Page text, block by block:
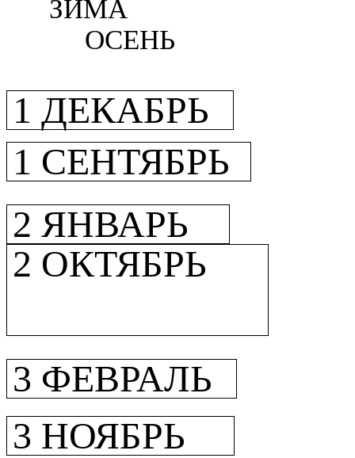
ЗИМА
ОСЕНЬ
1 ДЕКАБРЬ
1 СЕНТЯБРЬ
2 ЯНВАРЬ
2 ОКТЯБРЬ
3 ФЕВРАЛЬ
3 НОЯБРЬ